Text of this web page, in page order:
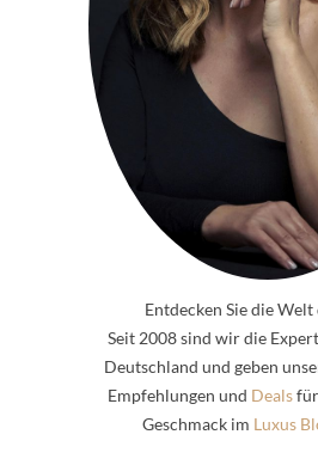
Entdecken Sie die Welt
Seit 2008 sind wir die
Deutschland und geben
Empfehlungen und Deals
Geschmack im Luxus